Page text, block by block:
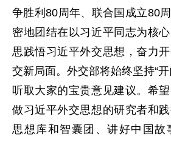
争胜利80周年、联合国成立80
密地团结在以习近平同志为核
思践悟习近平外交思想，奋力
交新局面。外交部将始终坚持“
听取大家的宝贵意见建议。希
做习近平外交思想的研究者和
思想库和智囊团、讲好中国故